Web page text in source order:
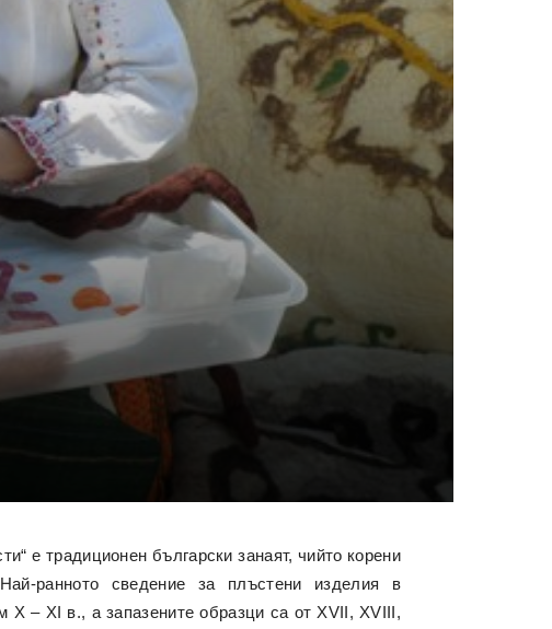
е традиционен български занаят, чийто корени
ранното сведение за плъстени изделия в
– ХІ в., а запазените образци са от XVІІ, XVІІІ,